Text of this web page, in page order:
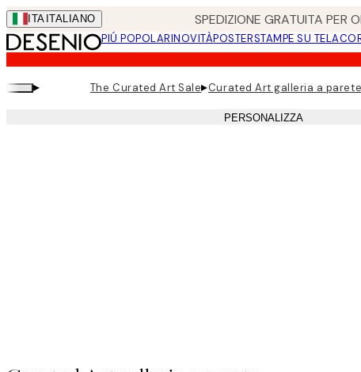
Skip
to
main
content.
ITA ITALIANO SPEDIZIONE GRATUITA PER
PIÚ POPOLARINOVITÀPOSTERSTAMPE SU TELA
▸ The Curated Art Sale▸Curated Art galleria a parete
PERSONALIZZA